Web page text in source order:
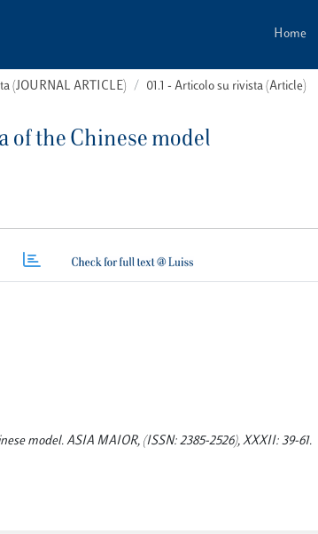
Home
(JOURNAL ARTICLE) 01.1 - Articolo su rivista (Article)
of the Chinese model
model. ASIA MAIOR, (ISSN: 2385-2526), XXXII: 39-61.